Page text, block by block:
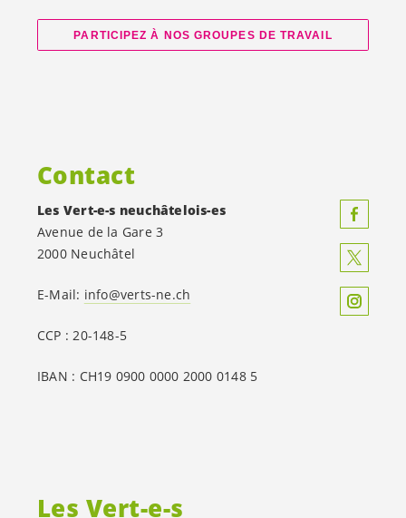
Les Vert-e-s
PARTICIPEZ À NOS GROUPES DE TRAVAIL
Contact
Les Vert-e-s neuchâtelois-es
Avenue de la Gare 3
2000 Neuchâtel
E-Mail: info@verts-ne.ch
CCP : 20-148-5
IBAN : CH19 0900 0000 2000 0148 5